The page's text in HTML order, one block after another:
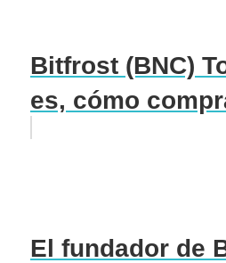
Bitfrost (BNC)
es, cómo
El fundador de